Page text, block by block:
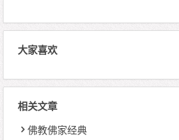
大家喜欢
相关文章
佛教佛家经典